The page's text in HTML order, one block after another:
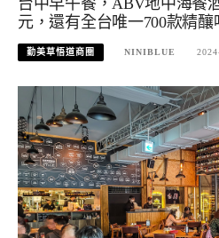
元，還有全台唯一700款精釀
勤美草悟道商圈 NINIBLUE